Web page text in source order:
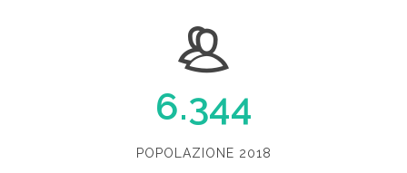
6.344
POPOLAZIONE 2018